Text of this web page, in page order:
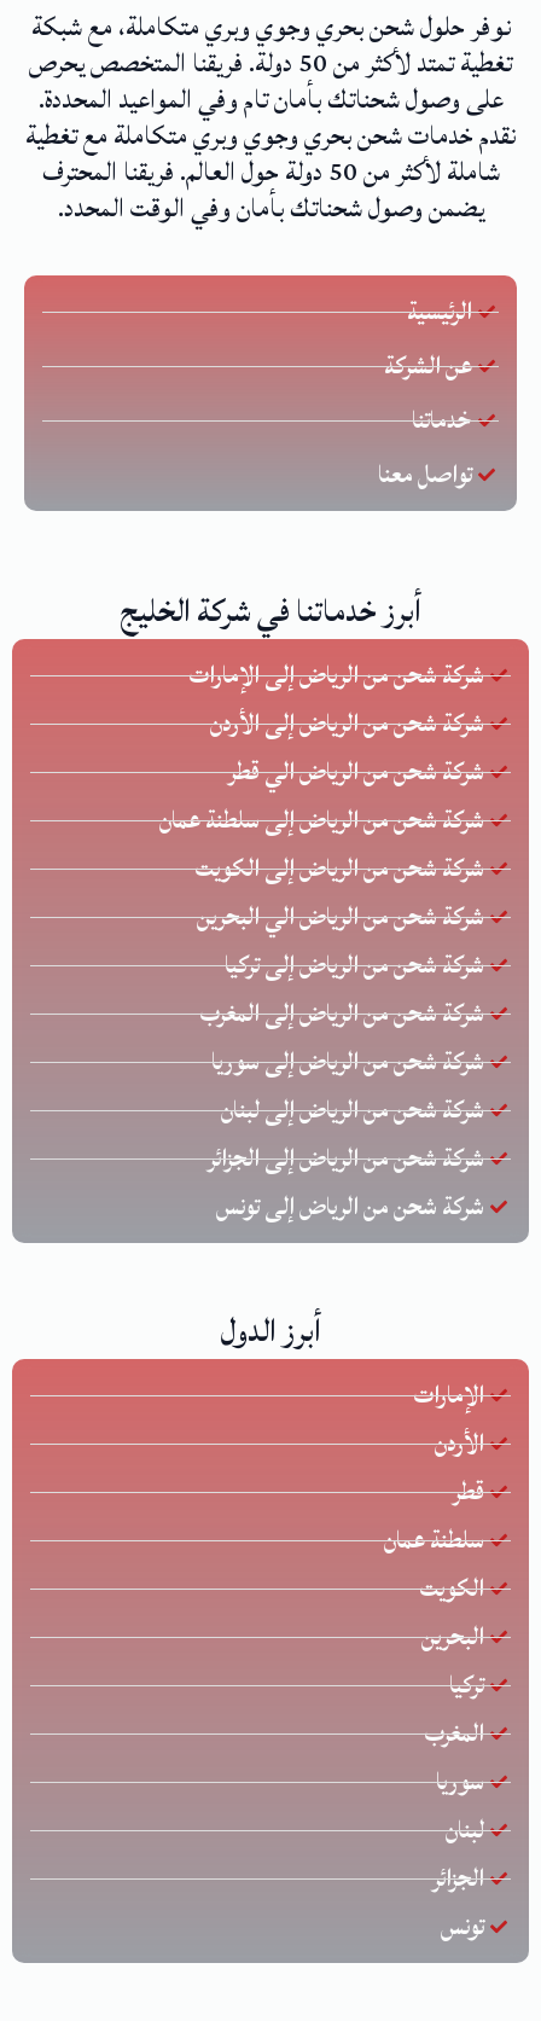
نوفر حلول شحن بحري وجوي وبري متكاملة، مع شبكة
تغطية تمتد لأكثر من 50 دولة. فريقنا المتخصص يحرص
على وصول شحناتك بأمان تام وفي المواعيد المحددة.
نقدم خدمات شحن بحري وجوي وبري متكاملة مع تغطية
شاملة لأكثر من 50 دولة حول العالم. فريقنا المحترف
يضمن وصول شحناتك بأمان وفي الوقت المحدد.
الرئيسية
عن الشركة
خدماتنا
تواصل معنا
أبرز خدماتنا في شركة الخليج
شركة شحن من الرياض إلى الإمارات
شركة شحن من الرياض إلى الأردن
شركة شحن من الرياض الي قطر
شركة شحن من الرياض إلى سلطنة عمان
شركة شحن من الرياض إلى الكويت
شركة شحن من الرياض الي البحرين
شركة شحن من الرياض إلى تركيا
شركة شحن من الرياض إلى المغرب
شركة شحن من الرياض إلى سوريا
شركة شحن من الرياض إلى لبنان
شركة شحن من الرياض إلى الجزائر
شركة شحن من الرياض إلى تونس
أبرز الدول
الإمارات
الأردن
قطر
سلطنة عمان
الكويت
البحرين
تركيا
المغرب
سوريا
لبنان
الجزائر
تونس